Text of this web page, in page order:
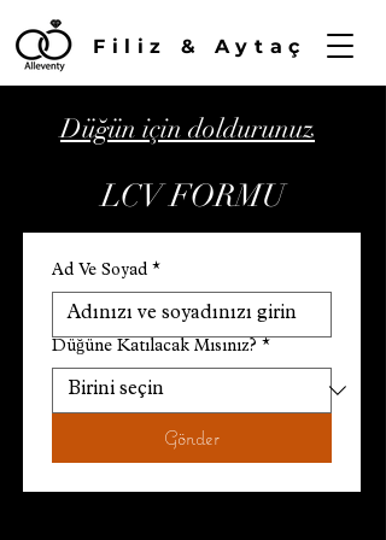
Filiz & Aytaç
Düğün için doldurunuz
LCV FORMU
Ad Ve Soyad *
Düğüne Katılacak Mısınız? *
Gönder